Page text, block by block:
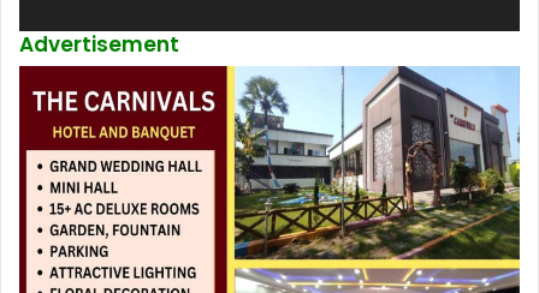
Advertisement